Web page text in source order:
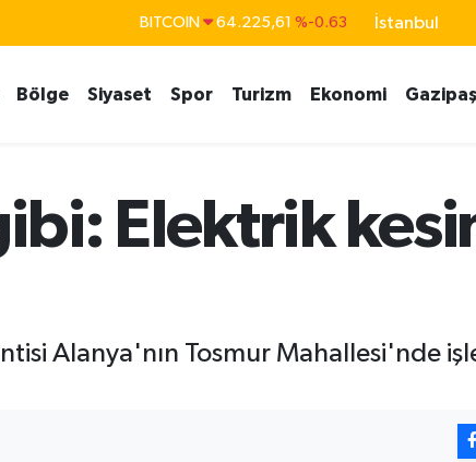
BITCOIN 64.225,61 %-0.63
EURO 55,0317 %-0.02
BİST100 13.799 %70
İstanbul
Bölge Siyaset Spor Turizm Ekonomi
Elektrik
Alanya'nın Tosmur Mahallesi'nde